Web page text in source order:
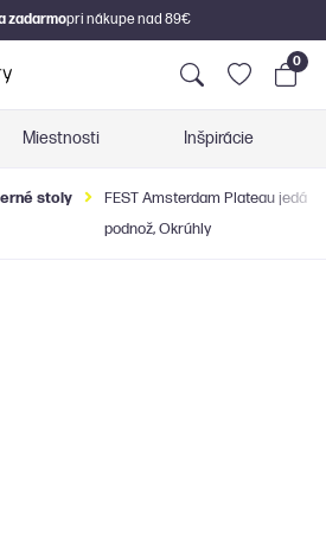
zadarmopri nákupe nad 89€
0
Miestnosti Inšpirácie
stoly
FEST Amsterdam Plateau
podnož, Okrúhly